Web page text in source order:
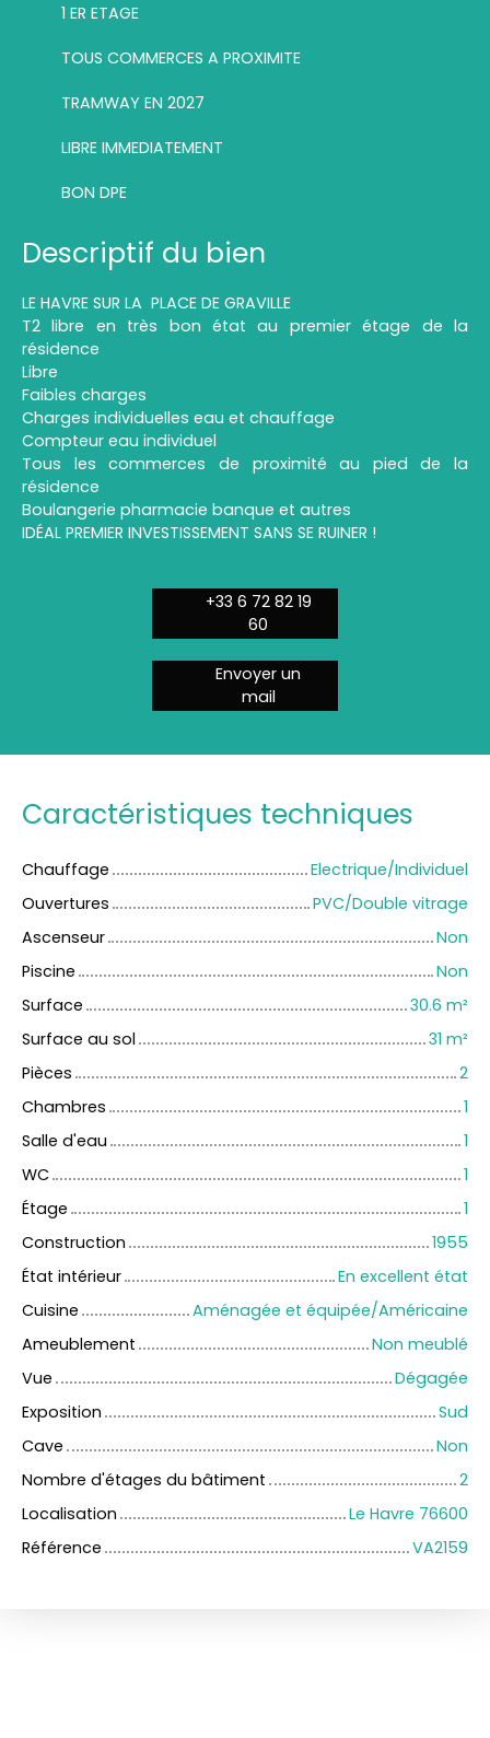
1 ER ETAGE
TOUS COMMERCES A PROXIMITE
TRAMWAY EN 2027
LIBRE IMMEDIATEMENT
BON DPE
Descriptif du bien
LE HAVRE SUR LA PLACE DE GRAVILLE
T2 libre en très bon état au premier étage de la
résidence
Libre
Faibles charges
Charges individuelles eau et chauffage
Compteur eau individuel
Tous les commerces de proximité au pied de la
résidence
Boulangerie pharmacie banque et autres
IDÉAL PREMIER INVESTISSEMENT SANS SE RUINER !
+33 6 72 82 19
60
Envoyer un
mail
Caractéristiques techniques
Chauffage
Electrique/Individuel
Ouvertures
PVC/Double vitrage
Ascenseur
Non
Piscine
Non
Surface
30.6 m²
Surface au sol
31 m²
Pièces
2
Chambres
1
Salle d'eau
1
WC
1
Étage
1
Construction
1955
État intérieur
En excellent état
Cuisine
Aménagée et équipée/Américaine
Ameublement
Non meublé
Vue
Dégagée
Exposition
Sud
Cave
Non
Nombre d'étages du bâtiment
2
Localisation
Le Havre 76600
Référence
VA2159